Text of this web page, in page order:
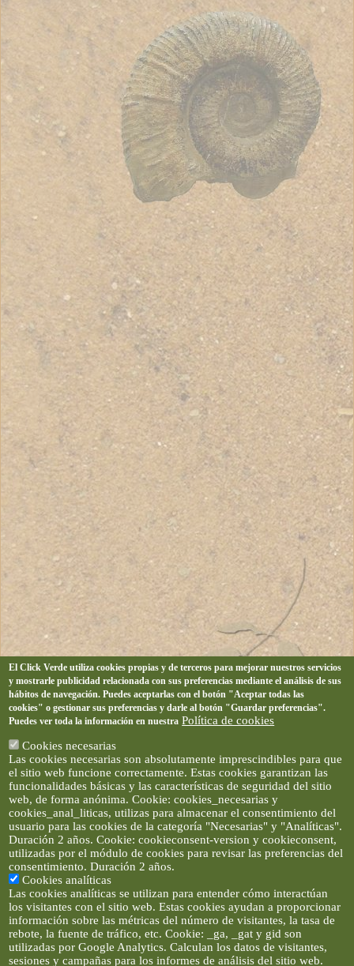
El Click Verde utiliza cookies propias y de terceros para mejorar nuestros servicios
y mostrarle publicidad relacionada con sus preferencias mediante el análisis de sus
hábitos de navegación. Puedes aceptarlas con el botón "Aceptar todas las
cookies" o gestionar sus preferencias y darle al botón "Guardar preferencias".
Puedes ver toda la información en nuestra Política de cookies
Cookies necesarias
Las cookies necesarias son absolutamente imprescindibles para que
el sitio web funcione correctamente. Estas cookies garantizan las
funcionalidades básicas y las características de seguridad del sitio
web, de forma anónima. Cookie: cookies_necesarias y
cookies_anal_liticas, utilizas para almacenar el consentimiento del
usuario para las cookies de la categoría "Necesarias" y "Analíticas".
Duración 2 años. Cookie: cookieconsent-version y cookieconsent,
utilizadas por el módulo de cookies para revisar las preferencias del
consentimiento. Duración 2 años.
Cookies analíticas
Las cookies analíticas se utilizan para entender cómo interactúan
los visitantes con el sitio web. Estas cookies ayudan a proporcionar
información sobre las métricas del número de visitantes, la tasa de
rebote, la fuente de tráfico, etc. Cookie: _ga, _gat y gid son
utilizadas por Google Analytics. Calculan los datos de visitantes,
sesiones y campañas para los informes de análisis del sitio web.